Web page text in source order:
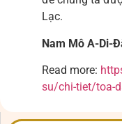
Lạc.
Nam Mô A-Di-
Read more:
su/chi-tiet/toa-